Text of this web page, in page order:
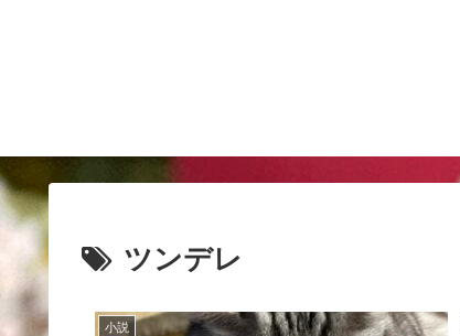
ツンデレ
小説